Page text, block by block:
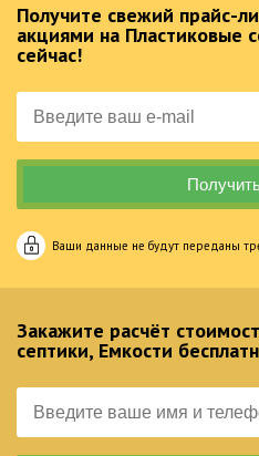
Получите свежий прайс-
акциями на Пластиковые
сейчас!
Ваши данные не будут переданы
Закажите расчёт
септики, Емкости